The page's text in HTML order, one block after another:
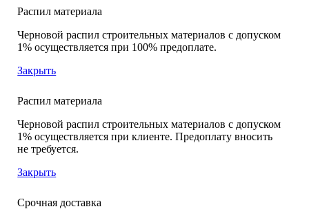
Распил материала
Черновой распил строительных материалов с допуском
1% осуществляется при 100% предоплате.
Закрыть
Распил материала
Черновой распил строительных материалов с допуском
1% осуществляется при клиенте. Предоплату вносить
не требуется.
Закрыть
Срочная доставка